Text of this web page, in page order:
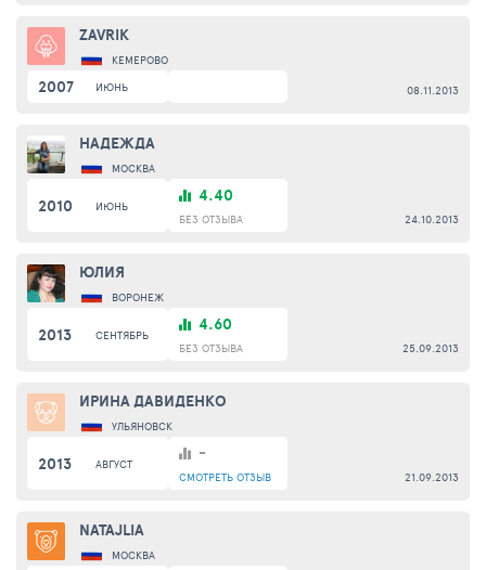
ZAVRIK
КЕМЕРОВО
2007 ИЮНЬ 08.11.2013
НАДЕЖДА
МОСКВА
2010 ИЮНЬ 4.40
БЕЗ ОТЗЫВА 24.10.2013
ЮЛИЯ
ВОРОНЕЖ
2013 СЕНТЯБРЬ 4.60
БЕЗ ОТЗЫВА 25.09.2013
ИРИНА ДАВИДЕНКО
УЛЬЯНОВСК
2013 АВГУСТ -
СМОТРЕТЬ ОТЗЫВ 21.09.2013
NATAJLIA
МОСКВА